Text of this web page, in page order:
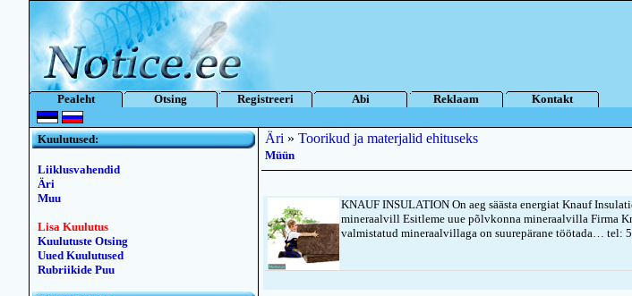
Pealeht Otsing Registreeri Abi Reklaam
Kontakt
Kuulutused:
Liiklusvahendid
Äri
Muu
Lisa Kuulutus
Kuulutuste Otsing
Uued Kuulutused
Rubriikide Puu
Äri » Toorikud ja materjalid ehituseks
Müün
KNAUF INSULATION On aeg säästa energiat Knauf
mineraalvill Esitleme uue põlvkonna mineraalvilla Firma
valmistatud mineraalvillaga on suurepärane töötada… tel: